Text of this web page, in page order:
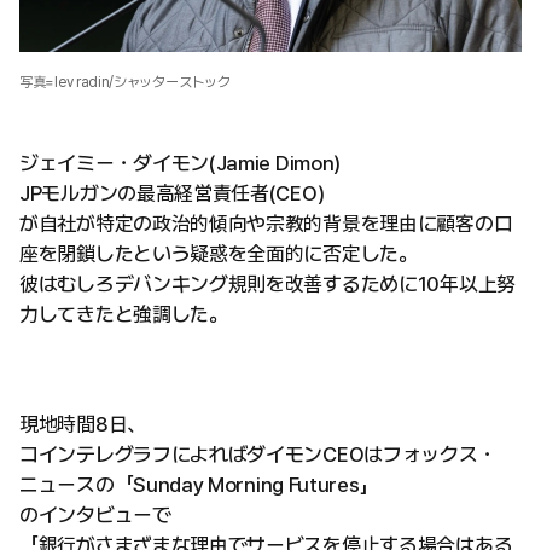
写真=lev radin/シャッターストック
ジェイミー・ダイモン(Jamie Dimon)
JPモルガンの最高経営責任者(CEO)
が自社が特定の政治的傾向や宗教的背景を理由に顧客の口
座を閉鎖したという疑惑を全面的に否定した。
彼はむしろデバンキング規則を改善するために10年以上努
力してきたと強調した。
現地時間8日、
コインテレグラフによればダイモンCEOはフォックス・
ニュースの「Sunday Morning Futures」
のインタビューで
「銀行がさまざまな理由でサービスを停止する場合はある